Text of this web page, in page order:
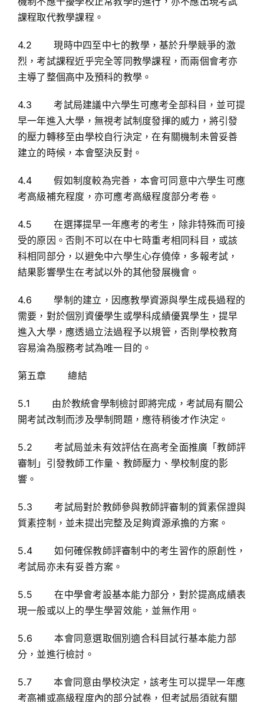
課程取代教學課程。
4.2 現時中四至中七的教學，基於升學競爭的激
烈，考試課程近乎完全等同教學課程，而兩個會考亦
主導了整個高中及預科的教學。
4.3 考試局建議中六學生可應考全部科目，並可提
早一年進入大學，無視考試制度發揮的威力，將引發
的壓力轉移至由學校自行決定，在有關機制未曾妥善
建立的時候，本會堅決反對。
4.4 假如制度較為完善，本會可同意中六學生可應
考高級補充程度，亦可應考高級程度部分考卷。
4.5 在選擇提早一年應考的考生，除非特殊而可接
受的原因。否則不可以在中七時重考相同科目，或該
科相同部分，以避免中六學生心存僥倖，多報考試，
結果影響學生在考試以外的其他發展機會。
4.6 學制的建立，因應教學資源與學生成長過程的
需要，對於個別資優學生或學科成績優異學生，提早
進入大學，應透過立法過程予以規管，否則學校教育
容易淪為服務考試為唯一目的。
第五章 總結
5.1 由於教統會學制檢討即將完成，考試局有關公
開考試改制而涉及學制問題，應待稍後才作決定。
5.2 考試局並未有效評估在高考全面推廣「教師評
審制」引發教師工作量、教師壓力、學校制度的影
響。
5.3 考試局對於教師參與教師評審制的質素保證與
質素控制，並未提出完整及足夠資源承擔的方案。
5.4 如何確保教師評審制中的考生習作的原創性，
考試局亦未有妥善方案。
5.5 在中學會考設基本能力部分，對於提高成績表
現一般或以上的學生學習效能，並無作用。
5.6 本會同意選取個別適合科目試行基本能力部
分，並進行檢討。
5.7 本會同意由學校決定，該考生可以提早一年應
考高補或高級程度內的部分試卷，但考試局須就有關